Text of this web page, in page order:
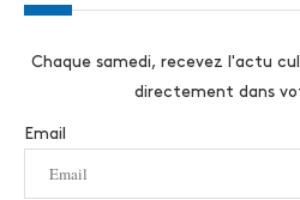
Chaque samedi, recevez l'actu
directement dans
Email